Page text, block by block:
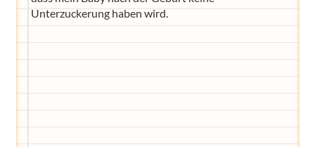
Unterzuckerung haben wird.